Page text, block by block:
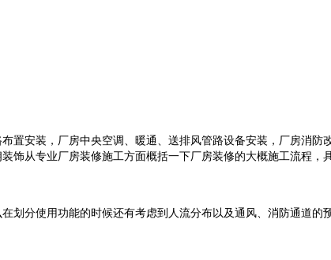
安装，厂房中央空调、暖通、送排风管路设备安装，厂房消防
从专业厂房装修施工方面概括一下厂房装修的大概施工流程，
分使用功能的时候还有考虑到人流分布以及通风、消防通道的预